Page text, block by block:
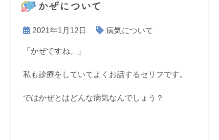
かぜについて
2021年1月12日 病気について
「かぜですね。」
私も診療をしていてよくお話するセリフです。
ではかぜとはどんな病気なんでしょう？